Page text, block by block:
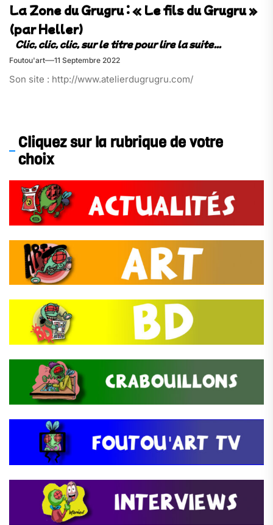
La Zone du Grugru : « Le fils du Grugru »
(par Heller)
Foutou'art 11 Septembre 2022
Son site : http://www.atelierdugrugru.com/
Cliquez sur la rubrique de votre
choix